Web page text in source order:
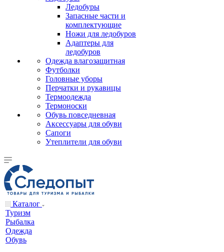
Ледобуры
Запасные части и
комплектующие
Ножи для ледобуров
Адаптеры для
ледобуров
Одежда влагозащитная
Футболки
Головные уборы
Перчатки и рукавицы
Термоодежда
Термоноски
Обувь повседневная
Аксессуары для обуви
Сапоги
Утеплители для обуви
Каталог
Туризм
Рыбалка
Одежда
Обувь